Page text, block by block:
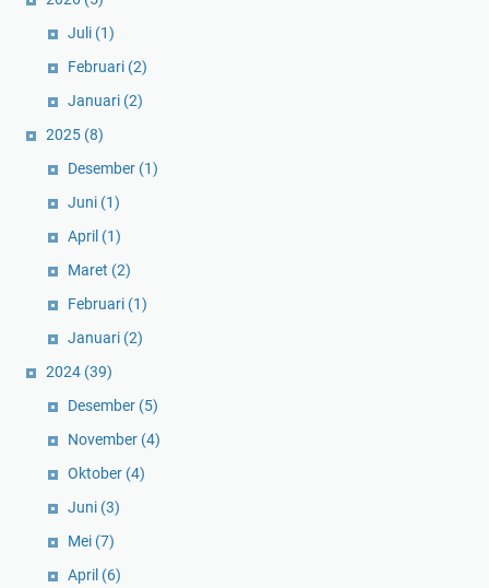
Juli (1)
Februari (2)
Januari (2)
2025 (8)
Desember (1)
Juni (1)
April (1)
Maret (2)
Februari (1)
Januari (2)
2024 (39)
Desember (5)
November (4)
Oktober (4)
Juni (3)
Mei (7)
April (6)